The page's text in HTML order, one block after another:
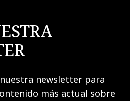
newsletter para
más actual sobre